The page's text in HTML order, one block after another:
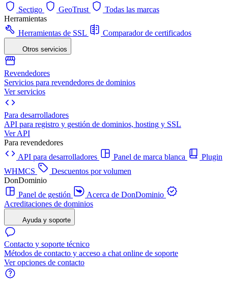
Sectigo
GeoTrust
Todas las marcas
Herramientas
Herramientas de SSL
Comparador de certificados
Otros servicios
Revendedores
Servicios para revendedores de dominios
Ver servicios
Para desarrolladores
API para registro y gestión de dominios, hosting y SSL
Ver API
Para revendedores
API para desarrolladores
Panel de marca blanca
Plugin
WHMCS
Descuentos por volumen
DonDominio
Panel de gestión
Acerca de DonDominio
Acreditaciones de dominios
Ayuda y soporte
Contacto y soporte técnico
Métodos de contacto y acceso a chat online de soporte
Ver opciones de contacto